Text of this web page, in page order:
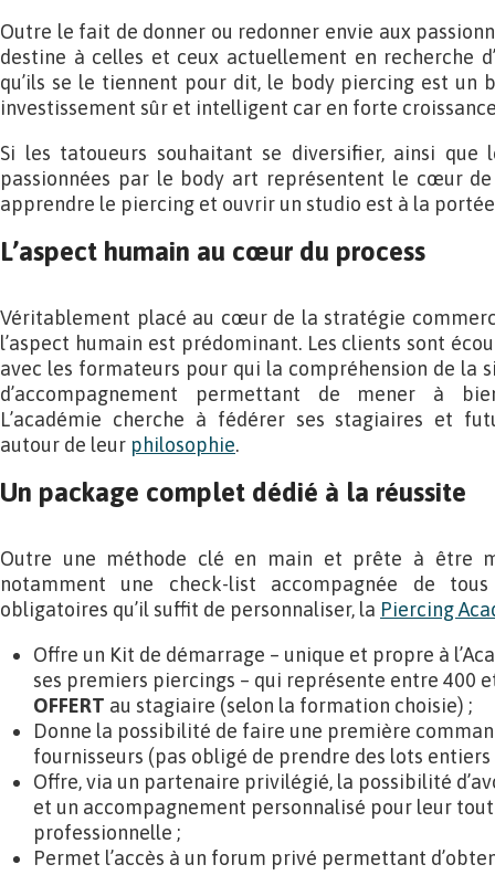
Outre le fait de donner ou redonner envie aux
destine à celles et ceux actuellement en recherche
qu’ils se le tiennent pour dit, le body piercing est un
investissement sûr et intelligent car en forte
Si les tatoueurs souhaitant se diversifier, ainsi que
passionnées par le body art représentent le cœur
apprendre le piercing et ouvrir un studio est à la
L’aspect humain au cœur du process
Véritablement placé au cœur de la stratégie
l’aspect humain est prédominant. Les clients sont
avec les formateurs pour qui la compréhension de la
d’accompagnement permettant de mener à
L’académie cherche à fédérer ses stagiaires et
autour de leur philosophie.
Un package complet dédié à la réussite
Outre une méthode clé en main et prête à être
notamment une check-list accompagnée de
obligatoires qu’il suffit de personnaliser, la Piercing
Offre un Kit de démarrage – unique et propre à
ses premiers piercings – qui représente entre 400
OFFERT au stagiaire (selon la formation choisie) ;
Donne la possibilité de faire une première
fournisseurs (pas obligé de prendre des lots
Offre, via un partenaire privilégié, la possibilité
et un accompagnement personnalisé pour leur
professionnelle ;
Permet l’accès à un forum privé permettant